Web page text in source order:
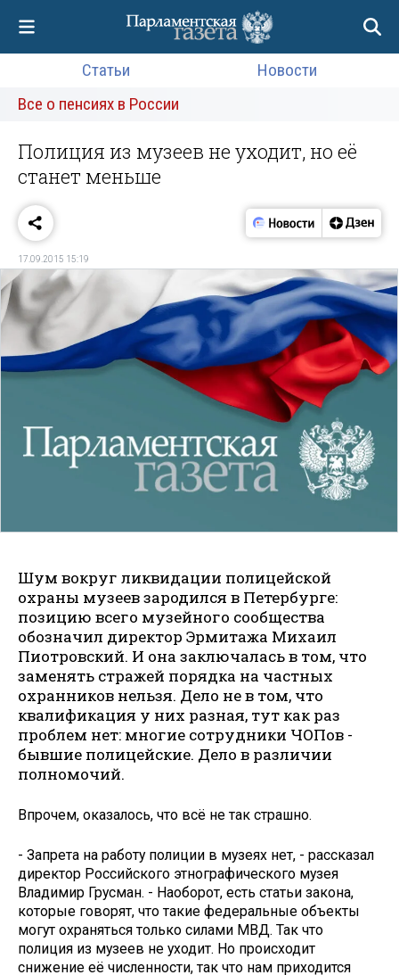
Статьи
Новости
Все о пенсиях в России
Полиция из музеев не уходит, но её
станет меньше
17.09.2015 15:19
Шум вокруг ликвидации полицейской
охраны музеев зародился в Петербурге:
позицию всего музейного сообщества
обозначил директор Эрмитажа Михаил
Пиотровский. И она заключалась в том, что
заменять стражей порядка на частных
охранников нельзя. Дело не в том, что
квалификация у них разная, тут как раз
проблем нет: многие сотрудники ЧОПов -
бывшие полицейские. Дело в различии
полномочий.
Впрочем, оказалось, что всё не так страшно.
- Запрета на работу полиции в музеях нет, - рассказал
директор Российского этнографического музея
Владимир Грусман. - Наоборот, есть статьи закона,
которые говорят, что такие федеральные объекты
могут охраняться только силами МВД. Так что
полиция из музеев не уходит. Но происходит
снижение её численности, так что нам приходится